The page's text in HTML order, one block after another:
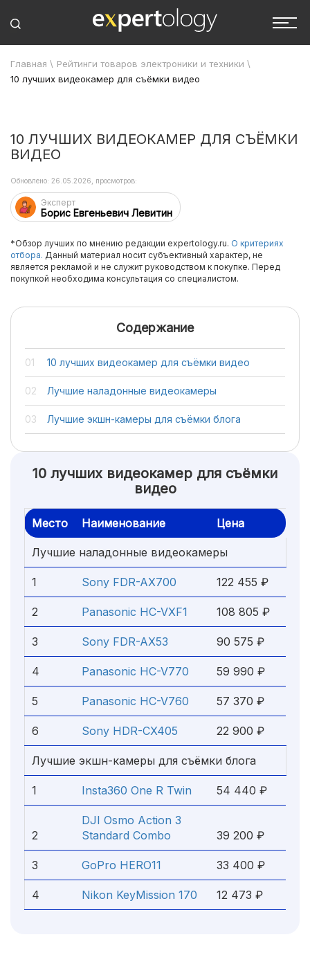
Главная \ Рейтинги товаров электроники и техники \
10 лучших видеокамер для съёмки видео
10 ЛУЧШИХ ВИДЕОКАМЕР ДЛЯ СЪЁМКИ
ВИДЕО
Эксперт
Борис Евгеньевич Левитин
Обновлено: 26.05.2026, просмотров:
*Обзор лучших по мнению редакции expertology.ru. О критериях
отбора. Данный материал носит субъективный характер, не
является рекламой и не служит руководством к покупке. Перед
покупкой необходима консультация со специалистом.
Содержание
10 лучших видеокамер для съёмки видео
Лучшие наладонные видеокамеры
Лучшие экшн-камеры для съёмки блога
10 лучших видеокамер для съёмки
видео
Место Наименование Цена
Лучшие наладонные видеокамеры
1 Sony FDR-AX700 122 455 ₽
2 Panasonic HC-VXF1 108 805 ₽
3 Sony FDR-AX53 90 575 ₽
4 Panasonic HC-V770 59 990 ₽
5 Panasonic HC-V760 57 370 ₽
6 Sony HDR-CX405 22 900 ₽
Лучшие экшн-камеры для съёмки блога
1 Insta360 One R Twin 54 440 ₽
2
DJI Osmo Action 3
Standard Combo
39 200 ₽
3 GoPro HERO11 33 400 ₽
4 Nikon KeyMission 170 12 473 ₽